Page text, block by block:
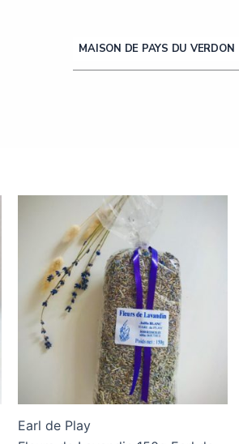
MAISON DE PAYS DU VERDON
Earl de Play